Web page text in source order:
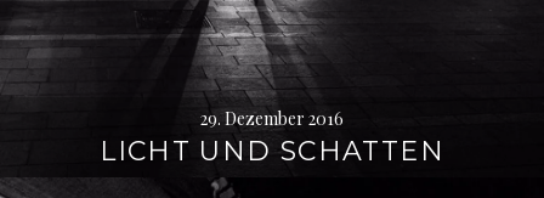
29. Dezember 2016
LICHT UND SCHATTEN